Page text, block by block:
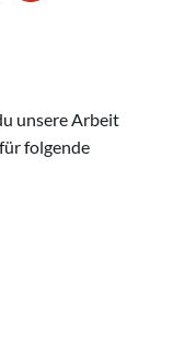
unsere Arbeit
folgende